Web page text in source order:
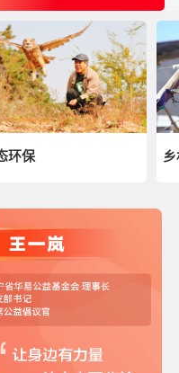
环保